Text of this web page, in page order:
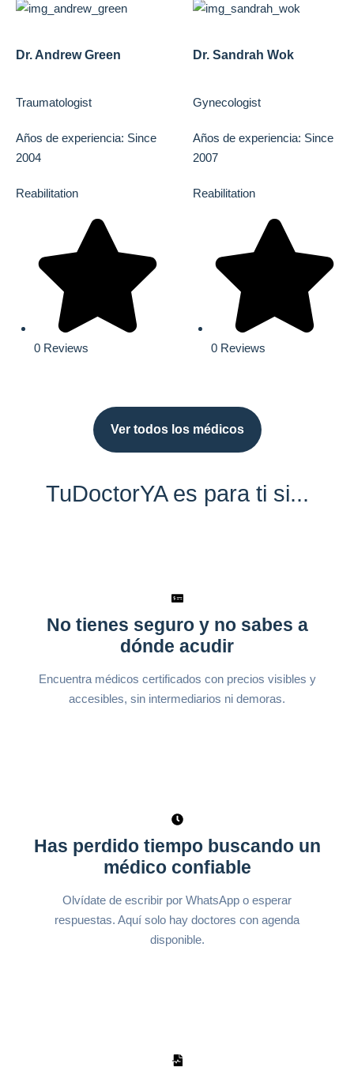
Dr. Andrew Green
Traumatologist
Años de experiencia: Since
2004
Reabilitation
0 Reviews
Dr. Sandrah Wok
Gynecologist
Años de experiencia: Since
2007
Reabilitation
0 Reviews
Ver todos los médicos
TuDoctorYA es para ti si...
No tienes seguro y no sabes a
dónde acudir
Encuentra médicos certificados con precios visibles y
accesibles, sin intermediarios ni demoras.
Has perdido tiempo buscando un
médico confiable
Olvídate de escribir por WhatsApp o esperar
respuestas. Aquí solo hay doctores con agenda
disponible.